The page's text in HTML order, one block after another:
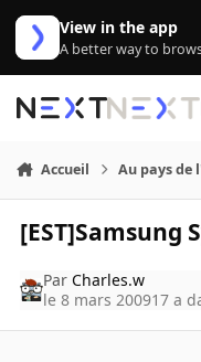
Aller au contenu
View in the app
A better way to
Accueil Au pays de
[EST]Samsung
ParCharles.w
le 8 mars 200917 a